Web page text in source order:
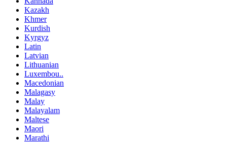
Kazakh
Khmer
Kurdish
Kyrgyz
Latin
Latvian
Lithuanian
Luxembou..
Macedonian
Malagasy
Malay
Malayalam
Maltese
Maori
Marathi